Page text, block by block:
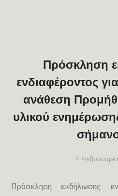
Πρόσκληση
ενδιαφέροντος
ανάθεση
υλικού
4
Πρόσκληση εκδήλωσης